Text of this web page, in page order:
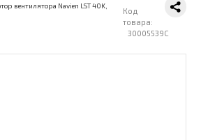
вентилятора Navien LST 40K,
Код
товара:
30005539C